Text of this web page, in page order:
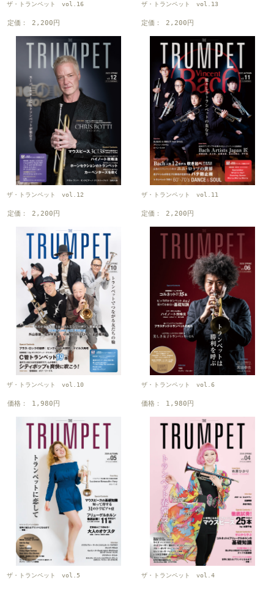
ザ・トランペット vol.16
定価： 2,200円
ザ・トランペット vol.13
定価： 2,200円
ザ・トランペット vol.12
定価： 2,200円
ザ・トランペット vol.11
定価： 2,200円
ザ・トランペット vol.10
価格： 1,980円
ザ・トランペット vol.6
価格： 1,980円
ザ・トランペット vol.5 ザ・トランペット vol.4